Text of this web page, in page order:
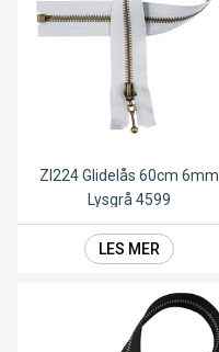
ZI224 Glidelås 60cm 6mm
Lysgrå 4599
LES MER